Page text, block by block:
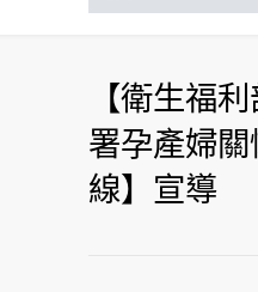
【衛生福
署孕產婦
線】宣導